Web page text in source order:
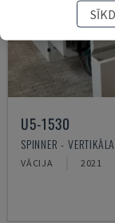
U5-1530
SPINNER -
VĀCIJA 2021